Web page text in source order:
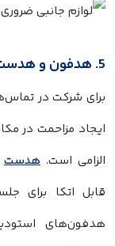
5. هدفون و هدست‌های باکیفیت
برای شرکت در
ایجاد مزاحمت در
الزامی است. هدست
قابل اتکا برای